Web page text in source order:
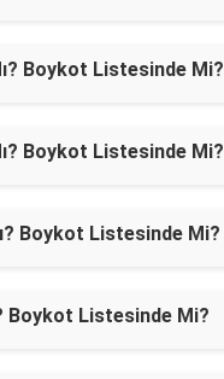
Boykot Listesinde Mi?
Boykot Listesinde Mi?
Boykot Listesinde Mi?
Boykot Listesinde Mi?